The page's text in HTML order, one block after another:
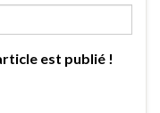
est publié !